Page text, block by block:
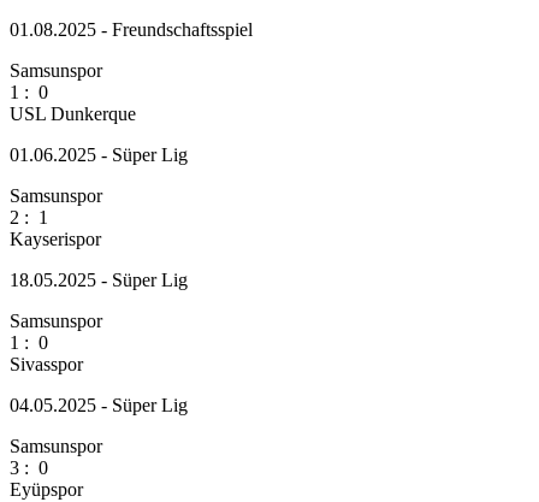
01.08.2025 - Freundschaftsspiel
Samsunspor
1 : 0
USL Dunkerque
01.06.2025 - Süper Lig
Samsunspor
2 : 1
Kayserispor
18.05.2025 - Süper Lig
Samsunspor
1 : 0
Sivasspor
04.05.2025 - Süper Lig
Samsunspor
3 : 0
Eyüpspor